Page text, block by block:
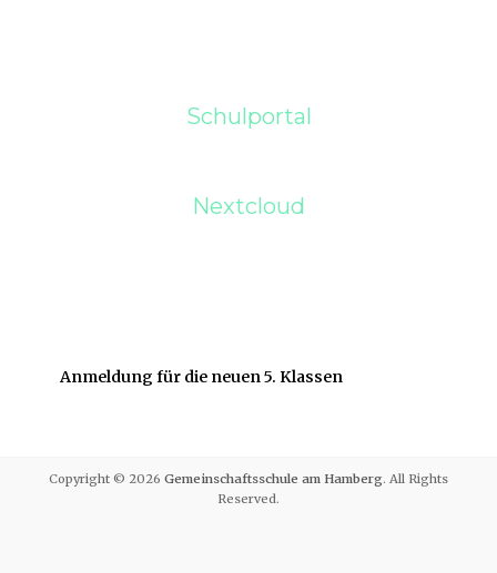
Schulportal
Nextcloud
Anmeldung für die neuen 5. Klassen
Copyright © 2026 Gemeinschaftsschule am Hamberg. All Rights
Reserved.